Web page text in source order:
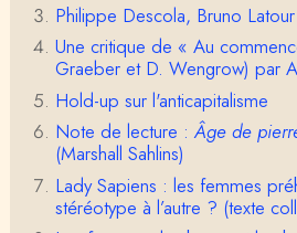
Anonymous
1° Le message subliminal
ma évolutif des sociétés,
Olivier Anselm
Une nouvelle fois, cher
erci pour l'intelligence et le
Christophe Darmangeat
Déjà, je ne vois pas
Philippe Descola, Bruno
Une critique de « Au
Graeber et D. Wengrow) par
Hold-up sur l'anticapitalisme
Note de lecture :Âge de
(Marshall Sahlins)
Lady Sapiens : les femmes
stéréotype à l’autre ? (texte